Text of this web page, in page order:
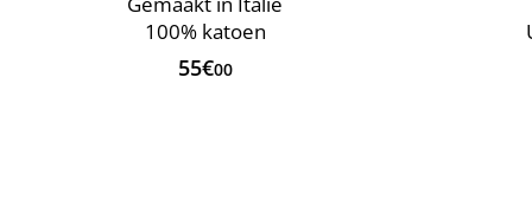
100% katoen
55€00